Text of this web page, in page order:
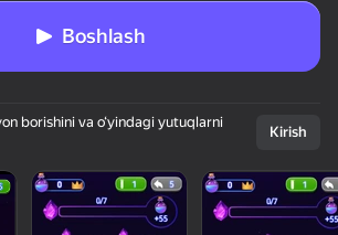
Boshlash
borishini va o‘yindagi yutuqlarni
Kirish